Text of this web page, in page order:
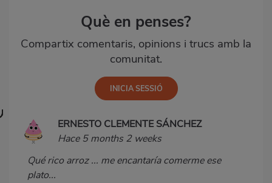
Què en penses?
Compartix comentaris, opinions i trucs amb la
comunitat.
ERNESTO CLEMENTE SÁNCHEZ
Hace 5 months 2 weeks
Qué rico arroz ... me encantaría comerme ese
plato...